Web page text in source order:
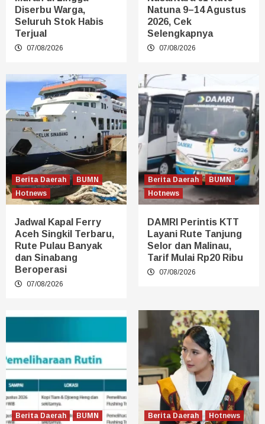
Diserbu Warga,
Seluruh Stok Habis
Terjual
07/08/2026
Natuna 9–14 Agustus
2026, Cek
Selengkapnya
07/08/2026
Berita Daerah
BUMN
Hotnews
Jadwal Kapal Ferry
Aceh Singkil Terbaru,
Rute Pulau Banyak
dan Sinabang
Beroperasi
07/08/2026
Berita Daerah
BUMN
Hotnews
DAMRI Perintis KTT
Layani Rute Tanjung
Selor dan Malinau,
Tarif Mulai Rp20 Ribu
07/08/2026
Berita Daerah
BUMN
Berita Daerah
Hotnews